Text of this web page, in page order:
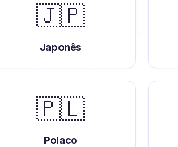
🇯🇵
Japonês
🇵🇱
Polaco